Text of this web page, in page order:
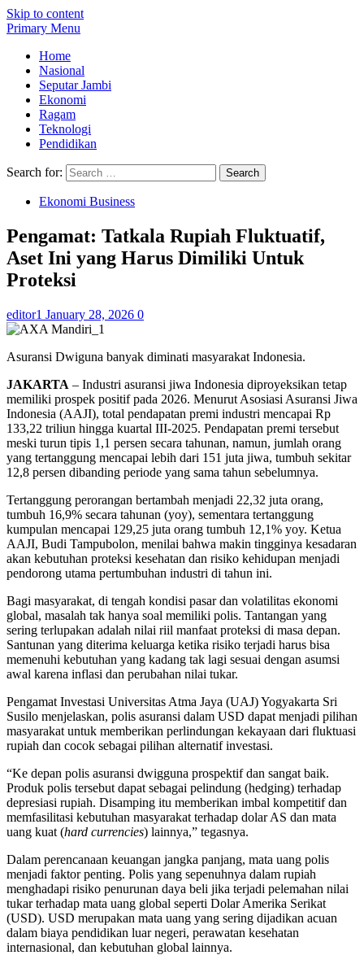
Skip to content
Primary Menu
Home
Nasional
Seputar Jambi
Ekonomi
Ragam
Teknologi
Pendidikan
Search for:
Ekonomi Business
Pengamat: Tatkala Rupiah Fluktuatif,
Aset Ini yang Harus Dimiliki Untuk
Proteksi
editor1 January 28, 2026 0
Asuransi Dwiguna banyak diminati masyarakat Indonesia.
JAKARTA – Industri asuransi jiwa Indonesia diproyeksikan tetap
memiliki prospek positif pada 2026. Menurut Asosiasi Asuransi Jiwa
Indonesia (AAJI), total pendapatan premi industri mencapai Rp
133,22 triliun hingga kuartal III-2025. Pendapatan premi tersebut
meski turun tipis 1,1 persen secara tahunan, namun, jumlah orang
yang tertanggung mencapai lebih dari 151 juta jiwa, tumbuh sekitar
12,8 persen dibanding periode yang sama tahun sebelumnya.
Tertanggung perorangan bertambah menjadi 22,32 juta orang,
tumbuh 16,9% secara tahunan (yoy), sementara tertanggung
kumpulan mencapai 129,25 juta orang tumbuh 12,1% yoy. Ketua
AAJI, Budi Tampubolon, menilai bahwa makin tingginya kesadaran
akan kebutuhan proteksi kesehatan dan risiko kehidupan menjadi
pendorong utama pertumbuhan industri di tahun ini.
Bagi masyarakat, di tengah kondisi pasar dan volatilitas ekonomi
global, masalah tak hanya soal memiliki polis. Tantangan yang
sering terlupakan adalah nilai riil manfaat proteksi di masa depan.
Santunan yang diterima keluarga ketika risiko terjadi harus bisa
memenuhi kebutuhan yang kadang tak lagi sesuai dengan asumsi
awal karena inflasi dan perubahan nilai tukar.
Pengamat Investasi Universitas Atma Jaya (UAJ) Yogyakarta Sri
Susilo menjelaskan, polis asuransi dalam USD dapat menjadi pilihan
masyarakat untuk memberikan perlindungan kekayaan dari fluktuasi
rupiah dan cocok sebagai pilihan alternatif investasi.
“Ke depan polis asuransi dwigguna prospektif dan sangat baik.
Produk polis tersebut dapat sebagai pelindung (hedging) terhadap
depresiasi rupiah. Disamping itu memberikan imbal kompetitif dan
memfasilitasi kebutuhan masyarakat terhadap dolar AS dan mata
uang kuat (hard currencies) lainnya,” tegasnya.
Dalam perencanaan keuangan jangka panjang, mata uang polis
menjadi faktor penting. Polis yang sepenuhnya dalam rupiah
menghadapi risiko penurunan daya beli jika terjadi pelemahan nilai
tukar terhadap mata uang global seperti Dolar Amerika Serikat
(USD). USD merupakan mata uang yang sering dijadikan acuan
dalam biaya pendidikan luar negeri, perawatan kesehatan
internasional, dan kebutuhan global lainnya.